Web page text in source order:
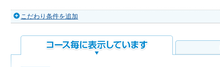
こだわり条件を追加